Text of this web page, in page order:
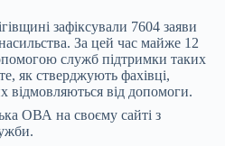
зафіксували 7604 заяви
За цей час майже 12
служб підтримки таких
як стверджують фахівці,
відмовляються від допомоги.
ОВА на своєму сайті з